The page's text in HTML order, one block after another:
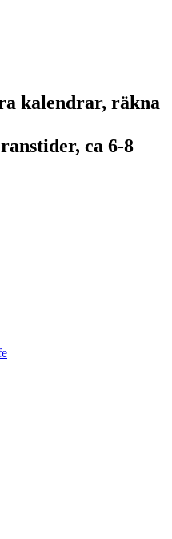
kalendrar, räkna
ca 6-8